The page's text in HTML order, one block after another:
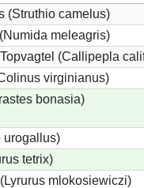
(Struthio camelus)
meleagris)
(Callipepla
virginianus)
bonasia)
urogallus)
tetrix)
mlokosiewiczi)